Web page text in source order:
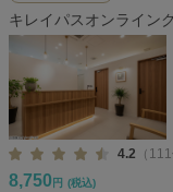
キレイパスオンライン
4.2 （111
8,750 円 (税込)